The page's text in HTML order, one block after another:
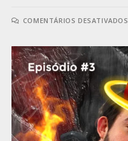
COMENTÁRIOS DESATIVADOS